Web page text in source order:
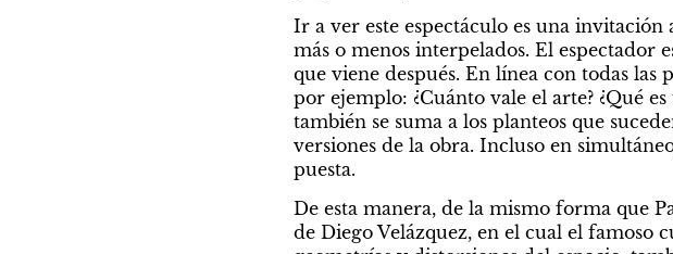
Ir a ver este espectáculo es una
más o menos interpelados. El espectador
que viene después. En línea con todas las
por ejemplo: ¿Cuánto vale el arte? ¿Qué
también se suma a los planteos que
versiones de la obra. Incluso en
puesta.
De esta manera, de la mismo forma que
de Diego Velázquez, en el cual el famoso